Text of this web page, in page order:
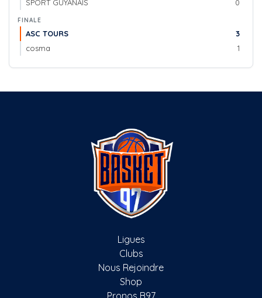
SPORT GUYANAIS
0
FINALE
ASC TOURS
3
cosma
1
Ligues
Clubs
Nous Rejoindre
Shop
Pronos B97